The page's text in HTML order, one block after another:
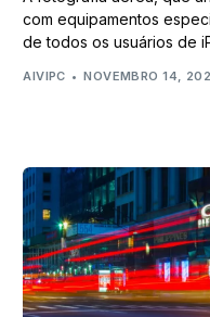
com equipamentos
de todos os usuários de
AIVIPC NOVEMBRO 14,